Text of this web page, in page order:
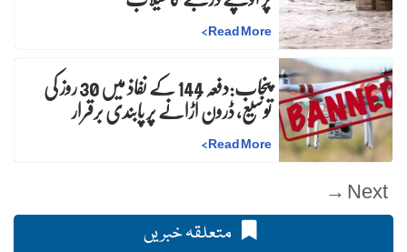
Read More
>
پنجاب:دفعہ 144 کے نفاذ میں 30 روز کیتوسیع، ڈرون اُڑانے پر پابندی برقرار
Read More
>
Next →
متعلقہ خبریں